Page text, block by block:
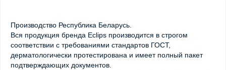
Производство Республика Беларусь.
Вся продукция бренда Eclips производится в строгом
соответствии с требованиями стандартов ГОСТ,
дерматологически протестирована и имеет полный пакет
подтверждающих документов.